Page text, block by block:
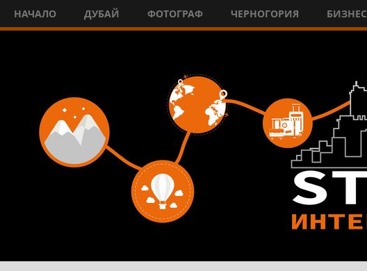
НАЧАЛО ДУБАЙ ФОТОГРАФ ЧЕРНОГОРИЯ БИЗНЕС